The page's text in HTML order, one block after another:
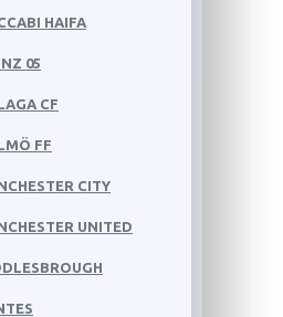
HAIFA
05
CF
FF
CITY
UNITED